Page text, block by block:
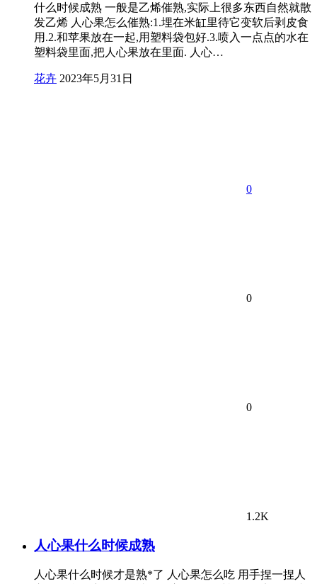
什么时候成熟 一般是乙烯催熟,实际上很多东西自然就散
发乙烯 人心果怎么催熟:1.埋在米缸里待它变软后剥皮食
用.2.和苹果放在一起,用塑料袋包好.3.喷入一点点的水在
塑料袋里面,把人心果放在里面. 人心…
花卉 2023年5月31日
0
0
0
1.2K
人心果什么时候成熟
人心果什么时候才是熟*了 人心果怎么吃 用手捏一捏人